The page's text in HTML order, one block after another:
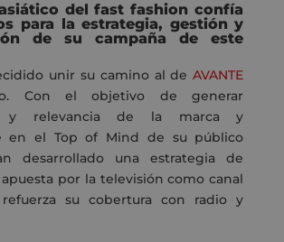
delfast fashion confía
para laestrategia, gestión y
de su campaña de este
unir su camino al deAVANTE
. Con el objetivo de generar
y relevancia de la marca y
en el Top of Mind de su público
desarrollado una estrategia de
por la televisión como canal
su cobertura con radio y